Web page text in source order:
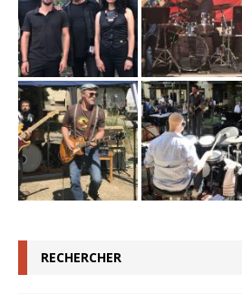
RECHERCHER